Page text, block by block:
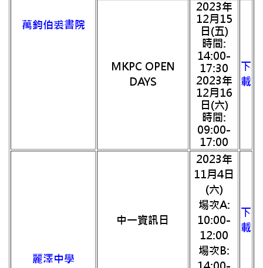
萬鈞伯裘書院
MKPC OPEN
DAYS
2023年
12月15
日(五)
時間:
14:00-
17:30
2023年
12月16
日(六)
時間:
09:00-
17:00
下
載
麗澤中學
中一資訊日
2023年
11月4日
(六)
場次A:
10:00-
12:00
場次B:
下
載